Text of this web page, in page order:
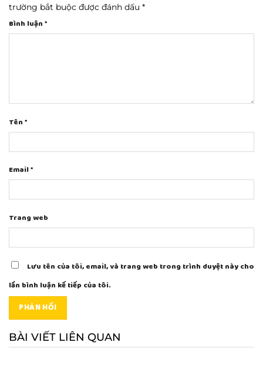
trường bắt buộc được đánh dấu *
Bình luận *
Tên *
Email*
Trang web
Lưu tên của tôi, email, và trang web trong trình duyệt này cho
lần bình luận kế tiếp của tôi.
BÀI VIẾT LIÊN QUAN